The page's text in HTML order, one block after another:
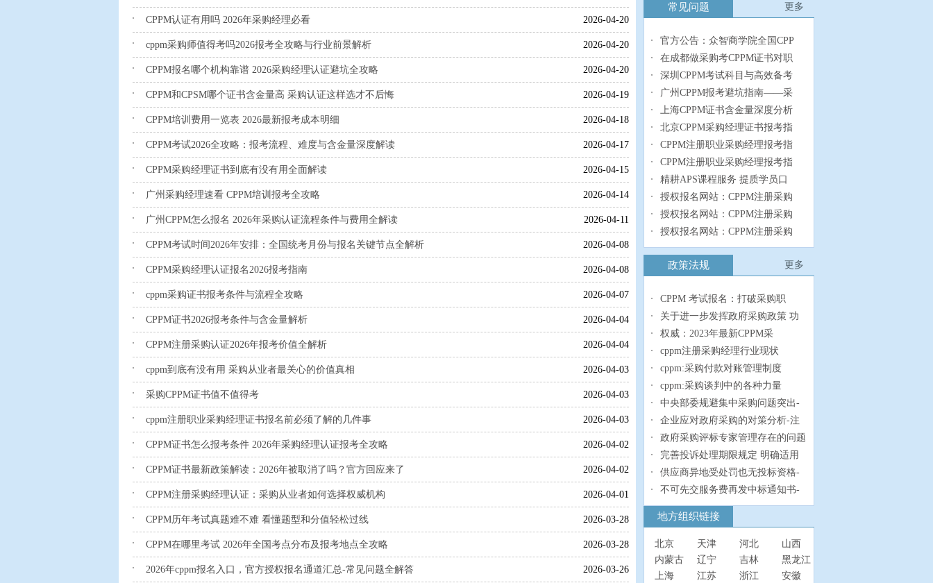
2026-04-20
CPPM认证有用吗 2026年采购经理必看
2026-04-20
cppm采购师值得考吗2026报考全攻略与行业前景解析
2026-04-20
CPPM报名哪个机构靠谱 2026采购经理认证避坑全攻略
2026-04-19
CPPM和CPSM哪个证书含金量高 采购认证这样选才不后悔
2026-04-18
CPPM培训费用一览表 2026最新报考成本明细
2026-04-17
CPPM考试2026全攻略：报考流程、难度与含金量深度解读
2026-04-15
CPPM采购经理证书到底有没有用全面解读
2026-04-14
广州采购经理速看 CPPM培训报考全攻略
2026-04-11
广州CPPM怎么报名 2026年采购认证流程条件与费用全解读
2026-04-08
CPPM考试时间2026年安排：全国统考月份与报名关键节点全解析
2026-04-08
CPPM采购经理认证报名2026报考指南
2026-04-07
cppm采购证书报考条件与流程全攻略
2026-04-04
CPPM证书2026报考条件与含金量解析
2026-04-04
CPPM注册采购认证2026年报考价值全解析
2026-04-03
cppm到底有没有用 采购从业者最关心的价值真相
2026-04-03
采购CPPM证书值不值得考
2026-04-03
cppm注册职业采购经理证书报名前必须了解的几件事
2026-04-02
CPPM证书怎么报考条件 2026年采购经理认证报考全攻略
2026-04-02
CPPM证书最新政策解读：2026年被取消了吗？官方回应来了
2026-04-01
CPPM注册采购经理认证：采购从业者如何选择权威机构
2026-03-28
CPPM历年考试真题难不难 看懂题型和分值轻松过线
2026-03-28
CPPM在哪里考试 2026年全国考点分布及报考地点全攻略
2026-03-26
2026年cppm报名入口，官方授权报名通道汇总-常见问题全解答
更多
常见问题
官方公告：众智商学院全国CPP
在成都做采购考CPPM证书对职
深圳CPPM考试科目与高效备考
广州CPPM报考避坑指南——采
上海CPPM证书含金量深度分析
北京CPPM采购经理证书报考指
CPPM注册职业采购经理报考指
CPPM注册职业采购经理报考指
精耕APS课程服务 提质学员口
授权报名网站：CPPM注册采购
授权报名网站：CPPM注册采购
授权报名网站：CPPM注册采购
更多
政策法规
CPPM 考试报名：打破采购职
关于进一步发挥政府采购政策 功
权威：2023年最新CPPM采
cppm注册采购经理行业现状
cppm:采购付款对账管理制度
cppm:采购谈判中的各种力量
中央部委规避集中采购问题突出-
企业应对政府采购的对策分析-注
政府采购评标专家管理存在的问题
完善投诉处理期限规定 明确适用
供应商异地受处罚也无投标资格-
不可先交服务费再发中标通知书-
地方组织链接
北京 天津 河北
山西
内蒙古
辽宁 吉林
黑龙江
上海
江苏 浙江
安徽